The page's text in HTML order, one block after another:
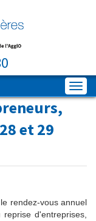
et 29
rendez-vous annuel
d'entreprises,